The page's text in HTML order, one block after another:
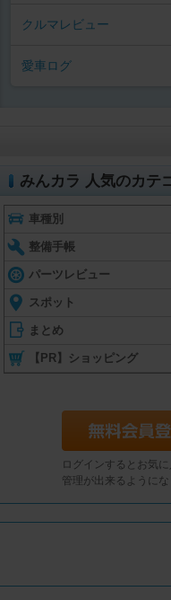
クルマレビュー
愛車ログ
みんカラ 人気のカテ
車種別
整備手帳
パーツレビュー
スポット
まとめ
【PR】ショッピング
ログインするとお気
管理が出来るように